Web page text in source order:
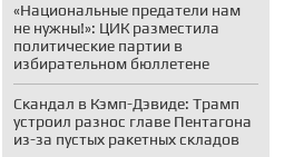
«Национальные предатели нам
не нужны!»: ЦИК разместила
политические партии в
избирательном бюллетене
Скандал в Кэмп-Дэвиде: Трамп
устроил разнос главе Пентагона
из-за пустых ракетных складов